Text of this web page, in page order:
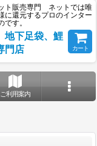
ト販売専門 ネットでは唯
に還元するプロのインター
す。
地下足袋、鯉
門店
カート
ご利用案内